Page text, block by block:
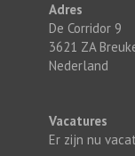
Adres
De Corridor 9
3621 ZA
Nederland
Vacatures
Er zijn nu